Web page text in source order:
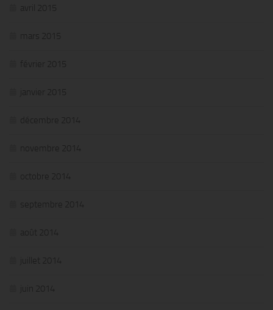
avril 2015
mars 2015
février 2015
janvier 2015
décembre 2014
novembre 2014
octobre 2014
septembre 2014
août 2014
juillet 2014
juin 2014